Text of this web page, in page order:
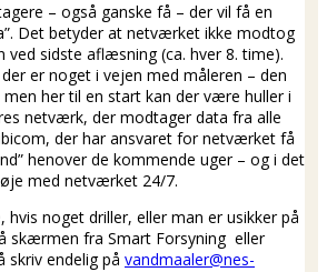
– også ganske få – der vil få en
Det betyder at netværket ikke modtog
ved sidste aflæsning (ca. hver 8. time).
er noget i vejen med måleren – den
her til en start kan der være huller i
netværk, der modtager data fra alle
der har ansvaret for netværket få
henover de kommende uger – og i det
med netværket 24/7.
hvis noget driller, eller man er usikker på
skærmen fra Smart Forsyning eller
skriv endelig på vandmaaler@nes-